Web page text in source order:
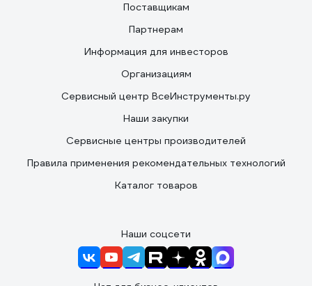
Поставщикам
Партнерам
Информация для инвесторов
Организациям
Сервисный центр ВсеИнструменты.ру
Наши закупки
Сервисные центры производителей
Правила применения рекомендательных технологий
Каталог товаров
Наши соцсети